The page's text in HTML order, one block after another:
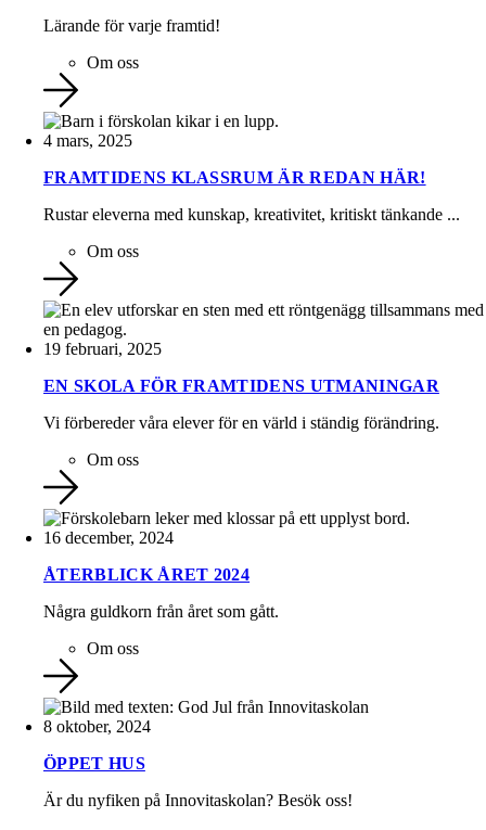
Lärande för varje framtid!
Om oss
4 mars, 2025
FRAMTIDENS KLASSRUM ÄR REDAN HÄR!
Rustar eleverna med kunskap, kreativitet, kritiskt tänkande ...
Om oss
19 februari, 2025
EN SKOLA FÖR FRAMTIDENS UTMANINGAR
Vi förbereder våra elever för en värld i ständig förändring.
Om oss
16 december, 2024
ÅTERBLICK ÅRET 2024
Några guldkorn från året som gått.
Om oss
8 oktober, 2024
ÖPPET HUS
Är du nyfiken på Innovitaskolan? Besök oss!